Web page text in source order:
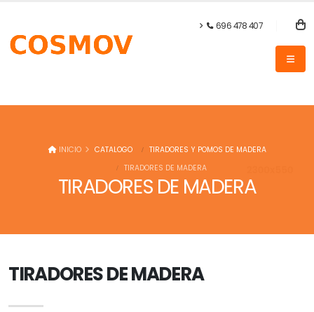
696 478 407
TIRADORES DE MADERA
INICIO CATALOGO
TIRADORES Y POMOS DE MADERA
TIRADORES DE MADERA
TIRADORES DE MADERA